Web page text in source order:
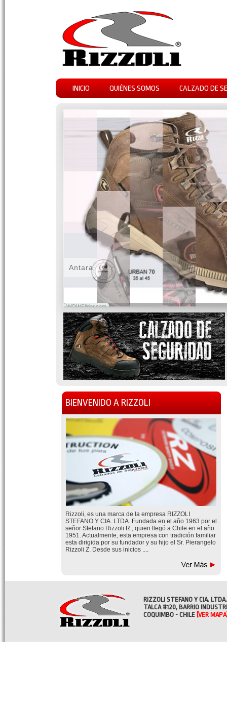
INICIO QUIÉNES SOMOS CALZADO DE
WOWSlider.com
Antara
BIENVENIDO A RIZZOLI
Rizzoli, es una marca de la empresa RIZZOLI
STEFANO Y CIA. LTDA. Fundada en el año 1963 por el
señor Stefano Rizzoli R., quien llegó a Chile en el año
1951. Actualmente, esta empresa con tradición familiar
esta dirigida por su fundador y su hijo el Sr. Pierangelo
Rizzoli Z. Desde sus inicios ....
RIZZOLI STEFANO Y CIA. LTDA.
TALCA #120, BARRIO
COQUIMBO - CHILE [VER